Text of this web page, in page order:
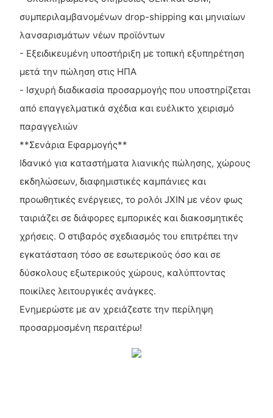
συμπεριλαμβανομένων drop-shipping και μηνιαίων
λανσαρισμάτων νέων προϊόντων
- Εξειδικευμένη υποστήριξη με τοπική εξυπηρέτηση
μετά την πώληση στις ΗΠΑ
- Ισχυρή διαδικασία προσαρμογής που υποστηρίζεται
από επαγγελματικά σχέδια και ευέλικτο χειρισμό
παραγγελιών
**Σενάρια Εφαρμογής**
Ιδανικό για καταστήματα λιανικής πώλησης, χώρους
εκδηλώσεων, διαφημιστικές καμπάνιες και
προωθητικές ενέργειες, το ρολόι JXIN με νέον φως
ταιριάζει σε διάφορες εμπορικές και διακοσμητικές
χρήσεις. Ο στιβαρός σχεδιασμός του επιτρέπει την
εγκατάσταση τόσο σε εσωτερικούς όσο και σε
δύσκολους εξωτερικούς χώρους, καλύπτοντας
ποικίλες λειτουργικές ανάγκες.
Ενημερώστε με αν χρειάζεστε την περίληψη
προσαρμοσμένη περαιτέρω!